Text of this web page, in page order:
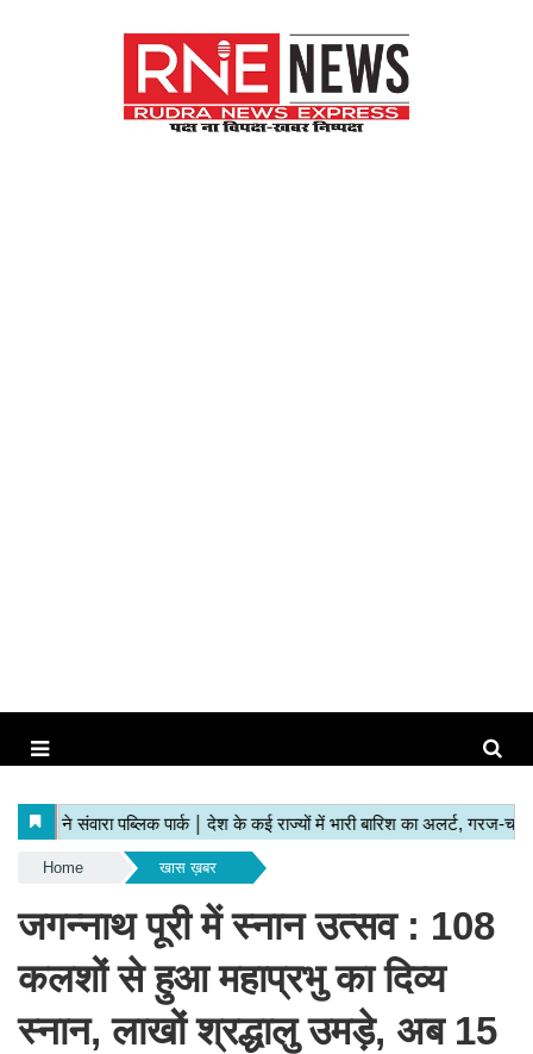
Home खास ख़बर
जगन्नाथ पूरी में स्नान उत्सव : 108
कलशों से हुआ महाप्रभु का दिव्य
स्नान, लाखों श्रद्धालु उमड़े, अब 15